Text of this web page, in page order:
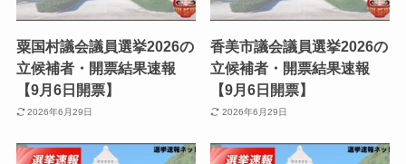
粟国村議会議員選挙2026の
立候補者・開票結果速報
【9月6日開票】
2026年6月29日
香美市議会議員選挙2026の
立候補者・開票結果速報
【9月6日開票】
2026年6月29日